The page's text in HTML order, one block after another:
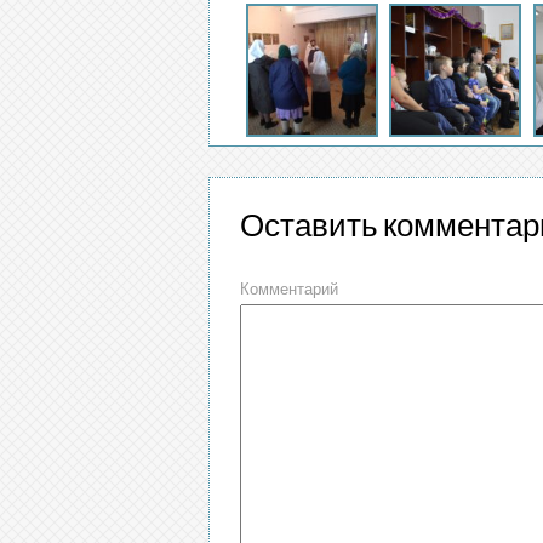
Оставить
Комментарий